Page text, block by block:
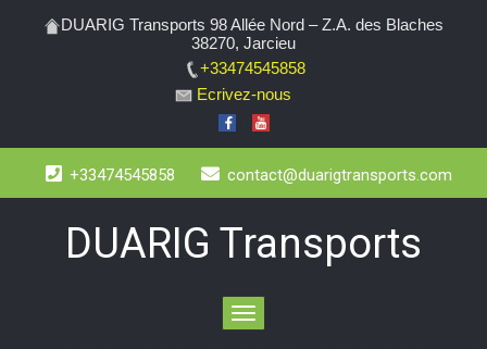
DUARIG Transports 98 Allée Nord – Z.A. des Blaches
38270, Jarcieu
+33474545858
Ecrivez-nous
+33474545858 contact@duarigtransports.com
DUARIG Transports
Toggle
navigation